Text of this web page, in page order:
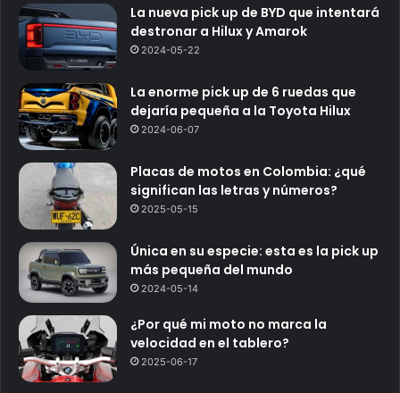
La nueva pick up de BYD que intentará
destronar a Hilux y Amarok
2024-05-22
La enorme pick up de 6 ruedas que
dejaría pequeña a la Toyota Hilux
2024-06-07
Placas de motos en Colombia: ¿qué
significan las letras y números?
2025-05-15
Única en su especie: esta es la pick up
más pequeña del mundo
2024-05-14
¿Por qué mi moto no marca la
velocidad en el tablero?
2025-06-17